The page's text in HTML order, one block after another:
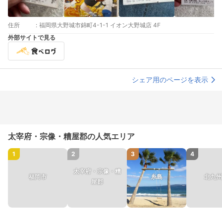
住所 : 福岡県大野城市錦町4-1-1 イオン大野城店 4F
外部サイトで見る
シェア用のページを表示
太宰府・宗像・糟屋郡の人気エリア
1
福岡市
2
太宰府・宗像・糟
屋郡
3
糸島
4
北九